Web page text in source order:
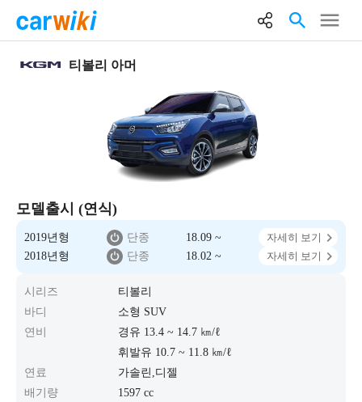
티볼리 아머
모델출시 (연식)
2019년형 단종 18.09 ~
자세히 보기
2018년형
단종 18.02 ~ 자세히 보기
시리즈
티볼리
바디
소형 SUV
연비
경유 13.4 ~ 14.7 ㎞/ℓ
휘발유 10.7 ~ 11.8 ㎞/ℓ
연료
가솔린,디젤
배기량
1597 cc